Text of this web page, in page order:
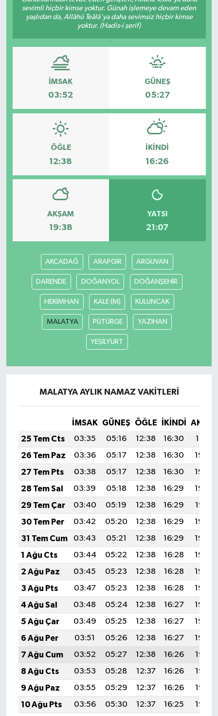
sevimli hiçbir kimse yoktur. Günah işlemeye devam eden
yaşlıdan da, Allâhü Teâlâ'ya daha sevimsiz hiçbir kimse
yoktur. (Hadis-i şerif)
İMSAK
03:52
GÜNEŞ
05:27
ÖĞLE
12:38
İKINDI
16:26
AKŞAM
19:38
YATSI
21:07
AKÇADAĞ ARAPGİR ARGUVAN
DARENDE DOĞANYOL DOĞANŞEHİR
HEKİMHAN KALE (M) KULUNCAK
MALATYA PÜTÜRGE YAZIHAN
YEŞİLYURT
MALATYA AYLIK NAMAZ VAKITLERI
İMSAK GÜNEŞ ÖĞLE İKINDI
25 Tem Cts
03:35 05:16 12:38 16:30
19:51
26 Tem Paz
03:36 05:17 12:38 16:30
19:50
27 Tem Pts
03:38 05:17 12:38 16:30
19:49
28 Tem Sal
03:39 05:18 12:38 16:29
19:48
29 Tem Çar
03:40 05:19 12:38 16:29
19:47
30 Tem Per
03:42 05:20 12:38 16:29
19:46
31 Tem Cum
03:43 05:21 12:38 16:29
19:46
1 Ağu Cts
03:44 05:22 12:38 16:28
19:45
2 Ağu Paz
03:45 05:23 12:38 16:28
19:44
3 Ağu Pts
03:47 05:23 12:38 16:28
19:43
4 Ağu Sal
03:48 05:24 12:38 16:27
19:42
5 Ağu Çar
03:49 05:25 12:38 16:27
19:40
6 Ağu Per
03:51 05:26 12:38 16:27
19:39
7 Ağu Cum
03:52 05:27 12:38 16:26
19:38
8 Ağu Cts
03:53 05:28 12:37 16:26
19:37
9 Ağu Paz
03:55 05:29 12:37 16:26
19:36
10 Ağu Pts
03:56 05:30 12:37 16:25
19:35
Ekonomi
Tokat Haber